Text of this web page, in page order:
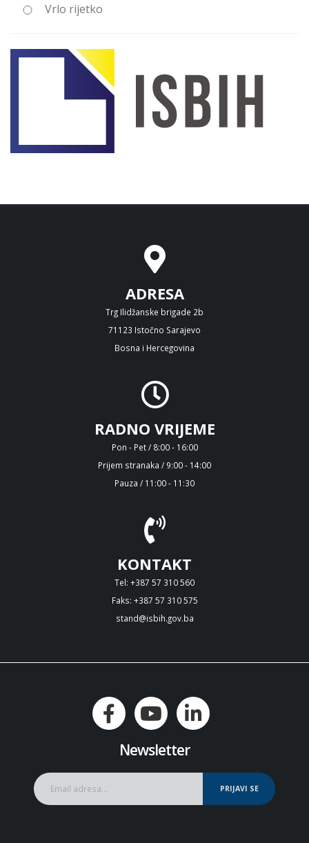
Vrlo rijetko
ADRESA
Trg Ilidžanske brigade 2b
71123 Istočno Sarajevo
Bosna i Hercegovina
RADNO VRIJEME
Pon - Pet / 8:00 - 16:00
Prijem stranaka / 9:00 - 14:00
Pauza / 11:00 - 11:30
KONTAKT
Tel: +387 57 310 560
Faks: +387 57 310 575
stand@isbih.gov.ba
Newsletter
PRIJAVI SE